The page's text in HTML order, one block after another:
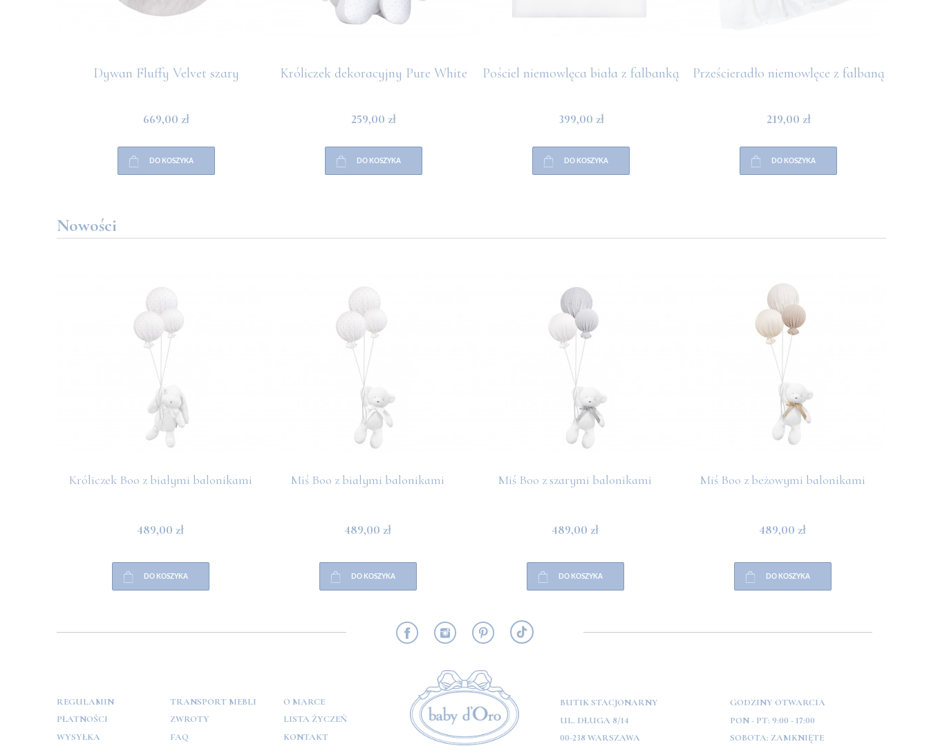
Dywan Fluffy Velvet szary
669,00 zł
DO KOSZYKA
Króliczek dekoracyjny Pure White
259,00 zł
DO KOSZYKA
Pościel niemowlęca biała z falbanką
399,00 zł
DO KOSZYKA
Prześcieradło niemowlęce z falbaną
219,00 zł
DO KOSZYKA
Nowości
Króliczek Boo z białymi balonikami
489,00 zł
DO KOSZYKA
Miś Boo z białymi balonikami
489,00 zł
DO KOSZYKA
Miś Boo z szarymi balonikami
489,00 zł
DO KOSZYKA
Miś Boo z beżowymi balonikami
489,00 zł
DO KOSZYKA
REGULAMIN
PŁATNOŚCI
WYSYŁKA
TRANSPORT MEBLI
ZWROTY
FAQ
O MARCE
LISTA ŻYCZEŃ
KONTAKT
BUTIK STACJONARNY
UL. DŁUGA 8/14
00-238 WARSZAWA
GODZINY OTWARCIA
PON - PT: 9:00 - 17:00
SOBOTA: ZAMKNIĘTE